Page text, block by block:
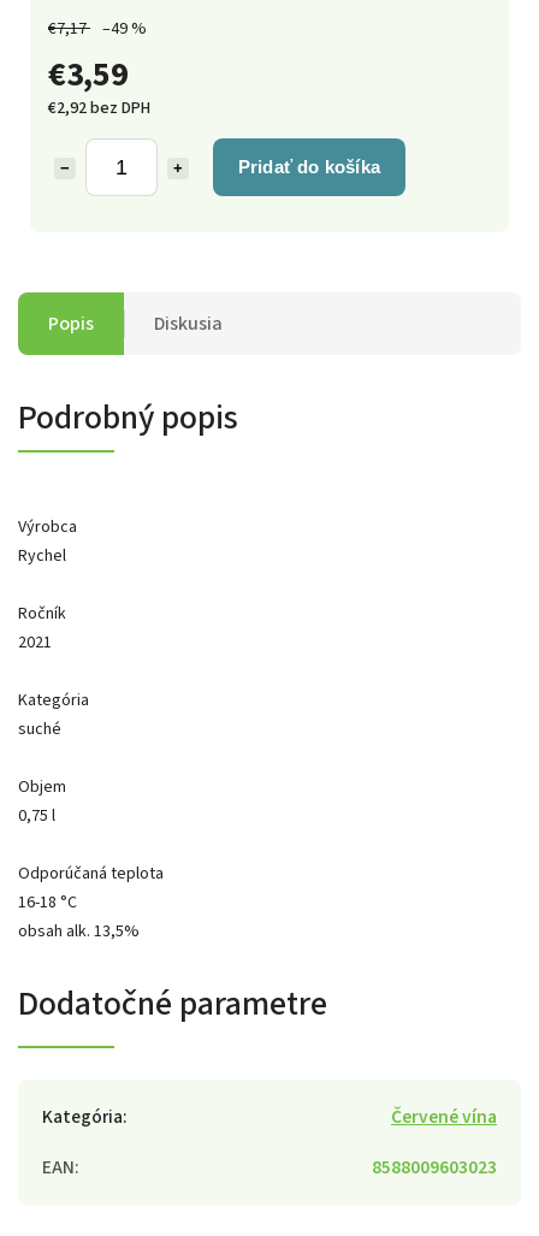
€7,17 –49 %
€3,59
€2,92 bez DPH
+
− Pridať do košíka
Popis Diskusia
Podrobný popis
Výrobca
Rychel
Ročník
2021
Kategória
suché
Objem
0,75 l
Odporúčaná teplota
16-18 °C
obsah alk. 13,5%
Dodatočné parametre
Kategória:
Červené vína
EAN: 8588009603023